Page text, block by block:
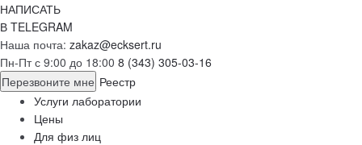
НАПИСАТЬ
В TELEGRAM
Наша почта: zakaz@ecksert.ru
Пн-Пт с 9:00 до 18:00 8 (343) 305-03-16
Перезвоните мне Реестр
Услуги лаборатории
Цены
Для физ лиц